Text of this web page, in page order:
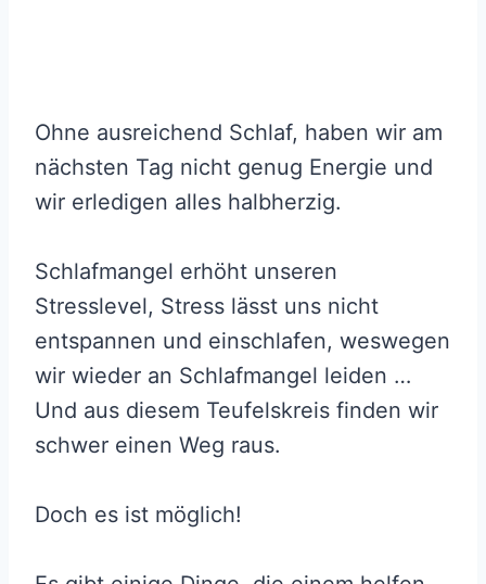
Ohne ausreichend Schlaf, haben wir am
nächsten Tag nicht genug Energie und
wir erledigen alles halbherzig.
Schlafmangel erhöht unseren
Stresslevel, Stress lässt uns nicht
entspannen und einschlafen, weswegen
wir wieder an Schlafmangel leiden …
Und aus diesem Teufelskreis finden wir
schwer einen Weg raus.
Doch es ist möglich!